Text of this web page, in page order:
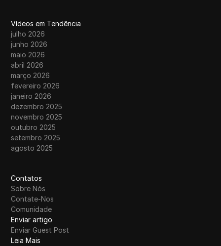
Vídeos em Tendência
julho 2026
junho 2026
maio 2026
abril 2026
março 2026
fevereiro 2026
janeiro 2026
dezembro 2025
novembro 2025
outubro 2025
setembro 2025
agosto 2025
Contatos
Sobre Nós
Contate-Nos
Comunidade
Enviar artigo
Enviar Guest Post
Leia Mais